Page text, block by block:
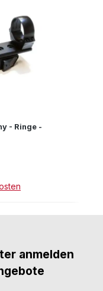
- Ringe -
anmelden